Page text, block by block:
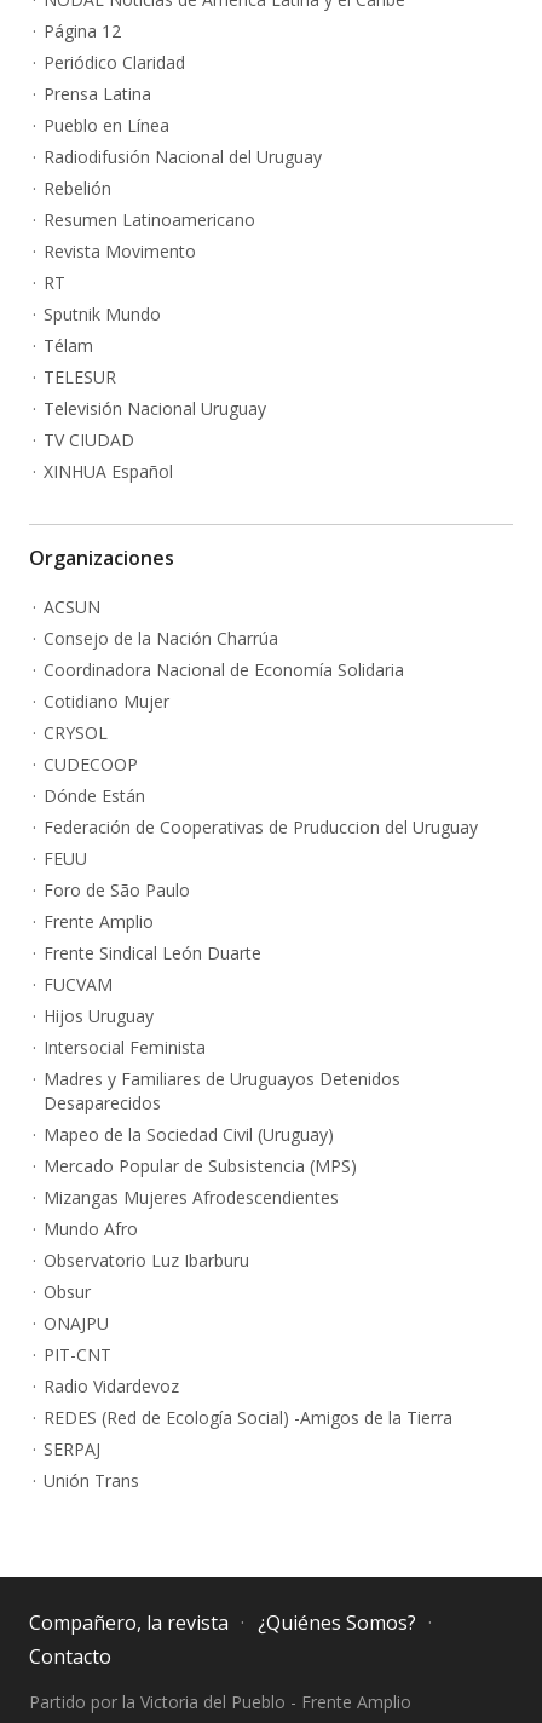
Página 12
Periódico Claridad
Prensa Latina
Pueblo en Línea
Radiodifusión Nacional del Uruguay
Rebelión
Resumen Latinoamericano
Revista Movimento
RT
Sputnik Mundo
Télam
TELESUR
Televisión Nacional Uruguay
TV CIUDAD
XINHUA Español
Organizaciones
ACSUN
Consejo de la Nación Charrúa
Coordinadora Nacional de Economía Solidaria
Cotidiano Mujer
CRYSOL
CUDECOOP
Dónde Están
Federación de Cooperativas de Pruduccion del Uruguay
FEUU
Foro de São Paulo
Frente Amplio
Frente Sindical León Duarte
FUCVAM
Hijos Uruguay
Intersocial Feminista
Madres y Familiares de Uruguayos Detenidos
Desaparecidos
Mapeo de la Sociedad Civil (Uruguay)
Mercado Popular de Subsistencia (MPS)
Mizangas Mujeres Afrodescendientes
Mundo Afro
Observatorio Luz Ibarburu
Obsur
ONAJPU
PIT-CNT
Radio Vidardevoz
REDES (Red de Ecología Social) -Amigos de la Tierra
SERPAJ
Unión Trans
Compañero, la revista
¿Quiénes Somos?
Contacto
Partido por la Victoria del Pueblo - Frente Amplio